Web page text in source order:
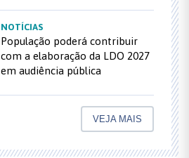
NOTÍCIAS
População poderá contribuir
com a elaboração da LDO 2027
em audiência pública
VEJA MAIS